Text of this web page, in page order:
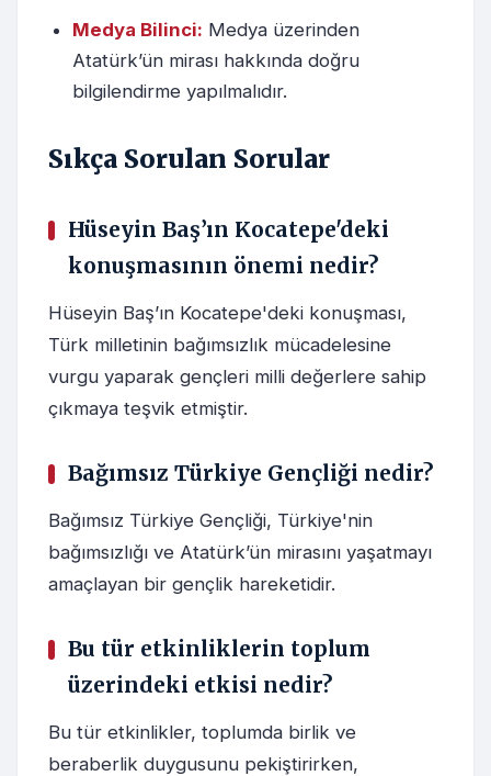
Medya Bilinci: Medya üzerinden
Atatürk’ün mirası hakkında doğru
bilgilendirme yapılmalıdır.
Sıkça Sorulan Sorular
Hüseyin Baş’ın Kocatepe'deki
konuşmasının önemi nedir?
Hüseyin Baş’ın Kocatepe'deki konuşması,
Türk milletinin bağımsızlık mücadelesine
vurgu yaparak gençleri milli değerlere sahip
çıkmaya teşvik etmiştir.
Bağımsız Türkiye Gençliği nedir?
Bağımsız Türkiye Gençliği, Türkiye'nin
bağımsızlığı ve Atatürk’ün mirasını yaşatmayı
amaçlayan bir gençlik hareketidir.
Bu tür etkinliklerin toplum
üzerindeki etkisi nedir?
Bu tür etkinlikler, toplumda birlik ve
beraberlik duygusunu pekiştirirken,